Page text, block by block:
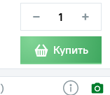
− +
Купить